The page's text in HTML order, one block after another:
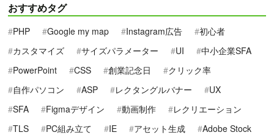
おすすめタグ
PHP Google my map Instagram広告
初心者
カスタマイズ
サイズパラメーター UI
中小企業SFA
PowerPoint
CSS 創業記念日
クリック率
自作パソコン
ASP レクタングルバナー
UX
SFA
Figmaデザイン 動画制作
レクリエーション
TLS
PC組み立て IE アセット生成
Adobe Stock